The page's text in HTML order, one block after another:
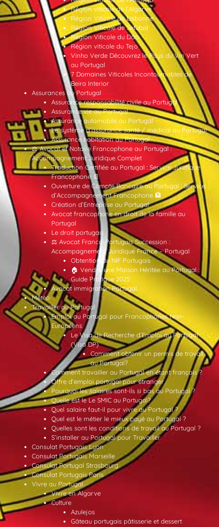
Région viticole de l’Algarve
Région Viticole de Lisbonne
Région Viticole de Setúbal
Région Viticole du Dão
Région viticole du Tejo
Vinho Verde Découvrez le Pays du Vin Vert
au Portugal
7 Domaines Viticoles Incontournables de
Beira Interior
Assurances au Portugal
Assurance responsabilité civile au Portugal
Assurance vie au Portugal
Assurance automobile au Portugal
Le système d’assurance santé / médical au Portugal
Assurance habitation au Portugal
⚖️ Avocat et Notaire Francophone au Portugal :
Accompagnement Juridique Complet
Traduction Certifiée au Portugal : Service Juridique
Francophone 📄
Ouverture de Compte Bancaire au Portugal : Service
d’Accompagnement Francophone 🏦
Création d’Entreprise au Portugal
Avocat francophone en droit de la famille au
Portugal
Le droit portugais
⚖️ Avocat Franco-Portugais Succession :
Accompagnement Juridique France – Portugal
Obtention du NIF Portugais
🏠 Vendre une Maison Héritée au Portugal :
Guide Pratique 2025
Avocat immigration Portugal
Météo
Travailler au Portugal
Emploi au Portugal pour Francophones Non-
Européens
Le Visa de Recherche d’Emploi au Portugal
(Visa DP)
Comment obtenir un permis de travail
au Portugal?
Comment travailler au Portugal en étant français ?
Offre d’emploi portugal pour etranger
Pourquoi les salaires sont-ils si bas au Portugal ?
Quelle est le Le SMIC au Portugal?
Quel salaire faut-il pour vivre au Portugal ?
Quel est le métier le mieux payé au Portugal ?
Quelles sont les conditions de travail au Portugal ?
S’installer au Portugal pour Travailler
Consulat Portugais Lyon
Consulat Portugais Marseille
Consulat Portugal Strasbourg
Consulat Portugais Paris
Vivre au Portugal
Vivre en Algarve
Culture
Azulejos
Gâteau portugais pâtisserie et dessert